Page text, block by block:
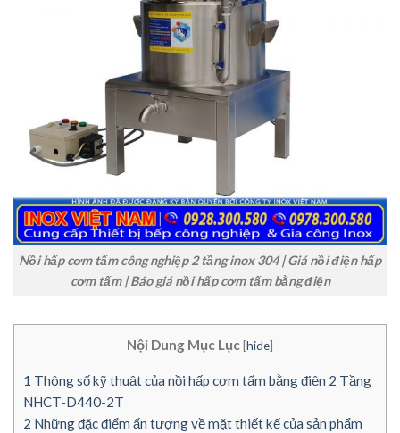
Nồi hấp cơm tấm công nghiệp 2 tầng inox 304 | Giá nồi điện hấp
cơm tấm | Báo giá nồi hấp cơm tấm bằng điện
Nội Dung Mục Lục[hide]
1 Thông số kỹ thuật của nồi hấp cơm tấm bằng điện 2 Tầng
NHCT-D440-2T
2 Những đặc điểm ấn tượng về mặt thiết kế của sản phẩm